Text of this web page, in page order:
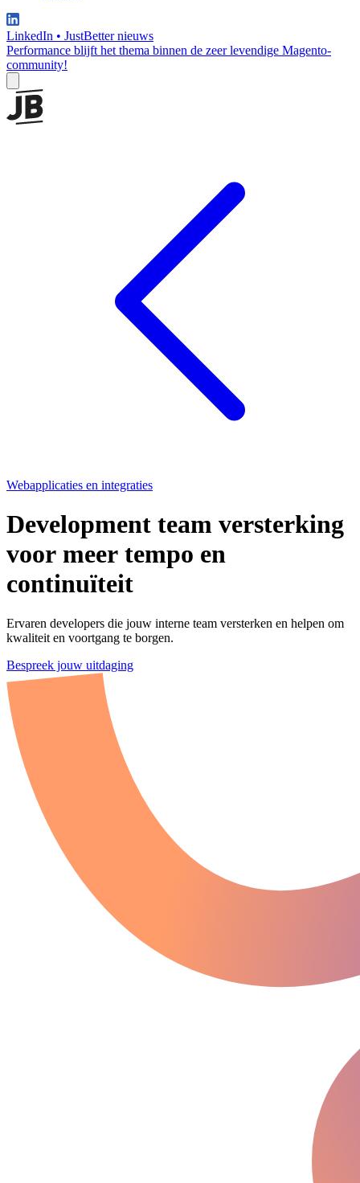
LinkedIn • JustBetter nieuws
Performance blijft het thema binnen de zeer levendige Magento-
community!
Webapplicaties en integraties
Development team versterking
Development team versterking
voor meer tempo en
continuïteit
Ervaren developers die jouw interne team versterken en helpen om
kwaliteit en voortgang te borgen.
Bespreek jouw uitdaging